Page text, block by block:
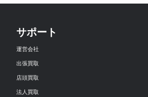
サポート
運営会社
出張買取
店頭買取
法人買取